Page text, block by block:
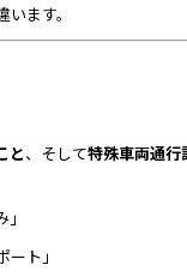
ます。
と、そして特殊車両通行
ト」